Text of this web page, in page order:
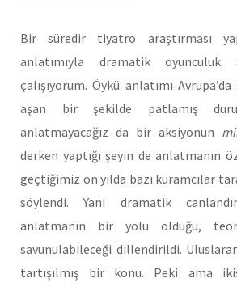
Bir süredir tiyatro araştırması
anlatımıyla dramatik oyunculuk
çalışıyorum. Öykü anlatımı
aşan bir şekilde patlamış
anlatmayacağız da bir aksiyonun
derken yaptığı şeyin de anlatmanın
geçtiğimiz on yılda bazı kuramcılar
söylendi. Yani dramatik
anlatmanın bir yolu olduğu,
savunulabileceği dillendirildi.
tartışılmış bir konu. Peki ama